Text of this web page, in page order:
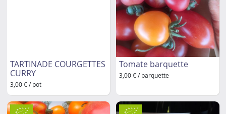
TARTINADE COURGETTES
CURRY
3,00 € / pot
Tomate barquette
3,00 € / barquette